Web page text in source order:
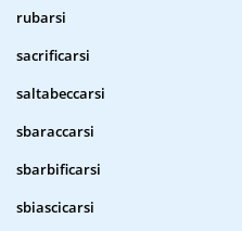
rubarsi
sacrificarsi
saltabeccarsi
sbaraccarsi
sbarbificarsi
sbiascicarsi